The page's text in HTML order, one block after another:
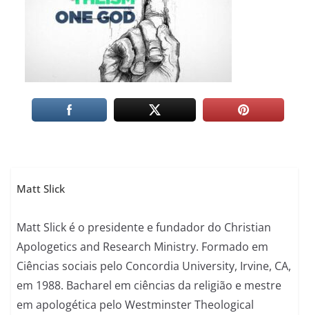
Matt Slick
Matt Slick é o presidente e fundador do Christian
Apologetics and Research Ministry. Formado em
Ciências sociais pelo Concordia University, Irvine, CA,
em 1988. Bacharel em ciências da religião e mestre
em apologética pelo Westminster Theological